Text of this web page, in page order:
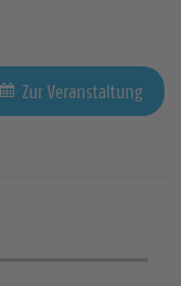
Zur Veranstaltung